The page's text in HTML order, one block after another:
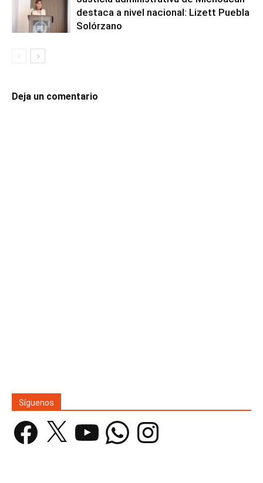
destaca a nivel nacional: Lizett Puebla
Solórzano
Deja un comentario
Síguenos
Facebook YouTube WhatsAppInstagram